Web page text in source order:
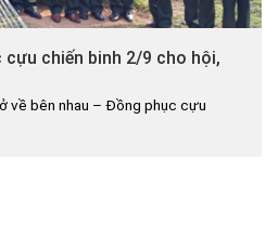
cựu chiến binh 2/9 cho hội,
về bên nhau – Đồng phục cựu